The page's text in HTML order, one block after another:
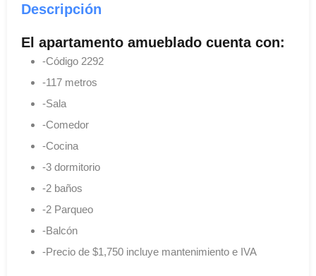
Descripción
El apartamento amueblado cuenta con:
-Código 2292
-117 metros
-Sala
-Comedor
-Cocina
-3 dormitorio
-2 baños
-2 Parqueo
-Balcón
-Precio de $1,750 incluye mantenimiento e IVA